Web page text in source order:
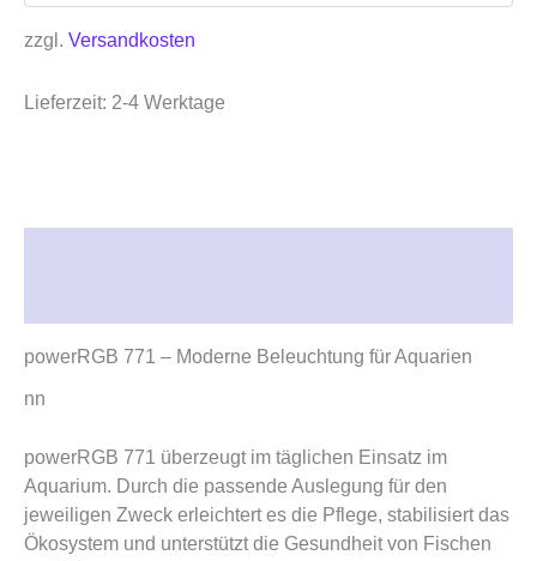
zzgl. Versandkosten
Lieferzeit: 2-4 Werktage
powerRGB 771 – Moderne Beleuchtung für Aquarien
nn
powerRGB 771 überzeugt im täglichen Einsatz im
Aquarium. Durch die passende Auslegung für den
jeweiligen Zweck erleichtert es die Pflege, stabilisiert das
Ökosystem und unterstützt die Gesundheit von Fischen